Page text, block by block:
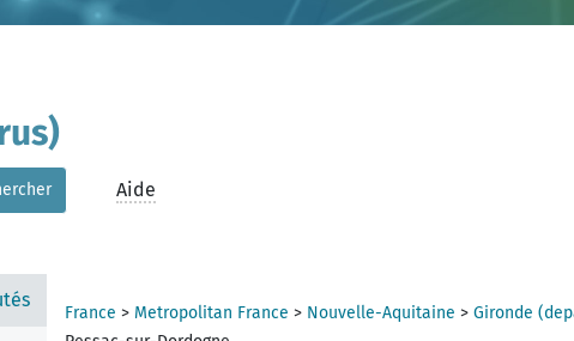
Aide
France > Metropolitan France > Nouvelle-Aquitaine > Gironde